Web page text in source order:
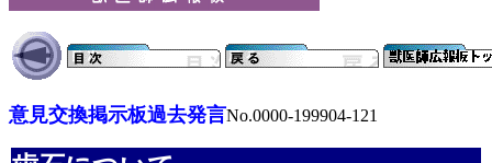
意見交換掲示板過去発言No.0000-199904-121